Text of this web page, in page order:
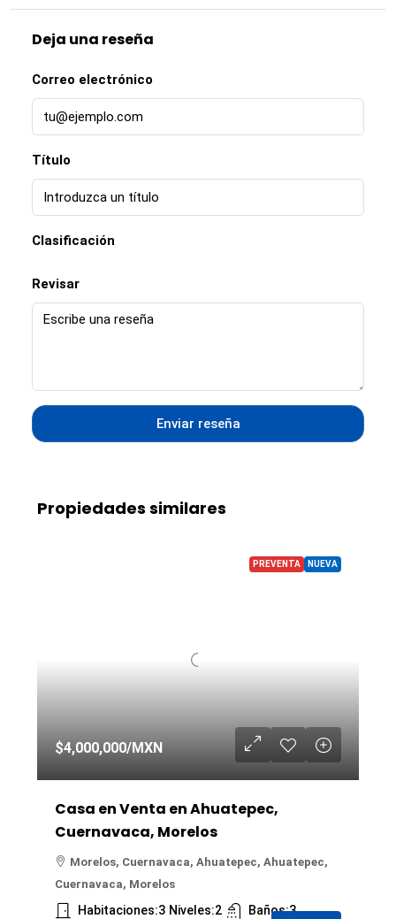
Deja una reseña
Correo electrónico
Título
Clasificación
Revisar
Enviar reseña
Propiedades similares
PREVENTA NUEVA
$4,000,000/MXN
Casa en Venta en Ahuatepec,
Cuernavaca, Morelos
Morelos, Cuernavaca, Ahuatepec, Ahuatepec,
Cuernavaca, Morelos
Habitaciones:3 Niveles:2 Baños:3